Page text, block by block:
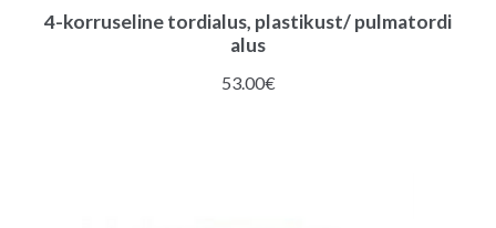
4-korruseline tordialus, plastikust/ pulmatordi
alus
53.00€